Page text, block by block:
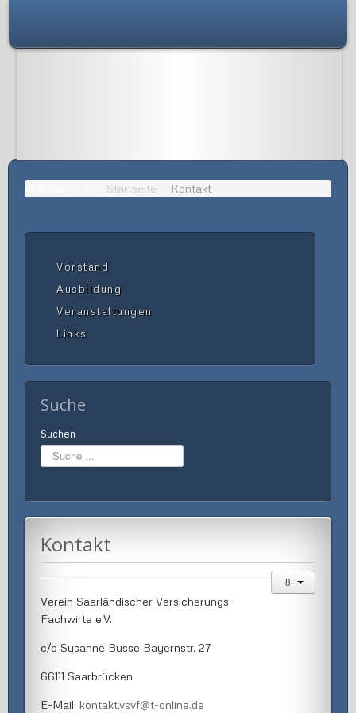
Startseite Kontakt
Vorstand
Ausbildung
Veranstaltungen
Links
Suche
Suchen
Kontakt
Verein Saarländischer Versicherungs-
Fachwirte e.V.
c/o Susanne Busse Bayernstr. 27
66111 Saarbrücken
E-Mail: kontakt.vsvf@t-online.de